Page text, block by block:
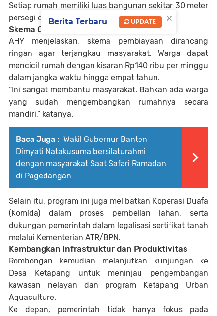
Setiap rumah memiliki luas bangunan sekitar 30 meter
persegi di atas lahan 60 meter persegi.
Skema Cicilan Terjangkau
AHY menjelaskan, skema pembiayaan dirancang
ringan agar terjangkau masyarakat. Warga dapat
mencicil rumah dengan kisaran Rp140 ribu per minggu
dalam jangka waktu hingga empat tahun.
“Ini sangat membantu masyarakat. Bahkan ada warga
yang sudah mengembangkan rumahnya secara
mandiri,” katanya.
Baca Juga : Wakil Gubernur Banten
Dimyati Natakusuma bersilaturahmi
dengan masyarakat Saat Safari Ramadan
di Pagedangan
Selain itu, program ini juga melibatkan Koperasi Duafa
(Komida) dalam proses pembelian lahan, serta
dukungan pemerintah dalam legalisasi sertifikat tanah
melalui Kementerian ATR/BPN.
Kembangkan Infrastruktur dan Produktivitas
Rombongan kemudian melanjutkan kunjungan ke
Desa Ketapang untuk meninjau pengembangan
kawasan nelayan dan program Ketapang Urban
Aquaculture.
Ke depan, pemerintah tidak hanya fokus pada
×
Berita Terbaru UPDATE